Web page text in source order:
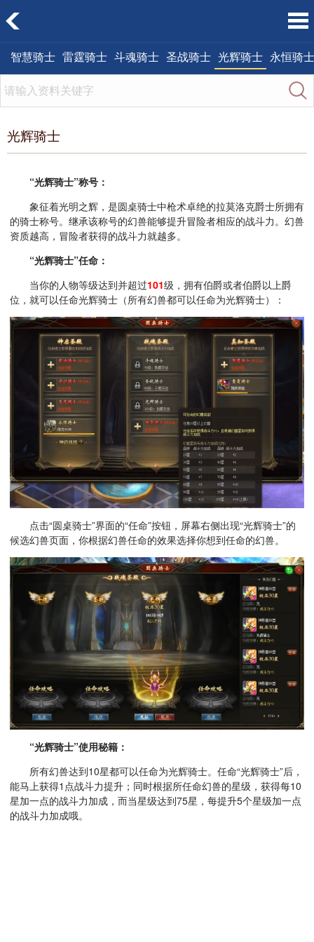
智慧骑士 雷霆骑士 斗魂骑士 圣战骑士 光辉骑士 永恒骑士
光辉骑士
“光辉骑士”称号：
象征着光明之辉，是圆桌骑士中枪术卓绝的拉莫洛克爵士所拥有
的骑士称号。继承该称号的幻兽能够提升冒险者相应的战斗力。幻兽
资质越高，冒险者获得的战斗力就越多。
“光辉骑士”任命：
当你的人物等级达到并超过101级，拥有伯爵或者伯爵以上爵
位，就可以任命光辉骑士（所有幻兽都可以任命为光辉骑士）：
点击“圆桌骑士”界面的“任命”按钮，屏幕右侧出现“光辉骑士”的
候选幻兽页面，你根据幻兽任命的效果选择你想到任命的幻兽。
“光辉骑士”使用秘籍：
所有幻兽达到10星都可以任命为光辉骑士。任命“光辉骑士”后，
能马上获得1点战斗力提升；同时根据所任命幻兽的星级，获得每10
星加一点的战斗力加成，而当星级达到75星，每提升5个星级加一点
的战斗力加成哦。